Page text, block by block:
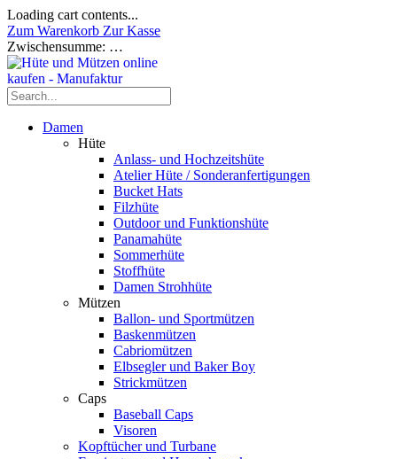
Loading cart contents...
Zum Warenkorb Zur Kasse
Zwischensumme: …
Damen
Hüte
Anlass- und Hochzeitshüte
Atelier Hüte / Sonderanfertigungen
Bucket Hats
Filzhüte
Outdoor und Funktionshüte
Panamahüte
Sommerhüte
Stoffhüte
Damen Strohhüte
Mützen
Ballon- und Sportmützen
Baskenmützen
Cabriomützen
Elbsegler und Baker Boy
Strickmützen
Caps
Baseball Caps
Visoren
Kopftücher und Turbane